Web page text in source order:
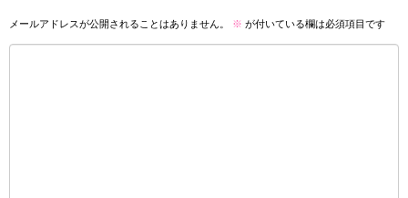
メールアドレスが公開されることはありません。 ※ が付いている欄は必須項目です